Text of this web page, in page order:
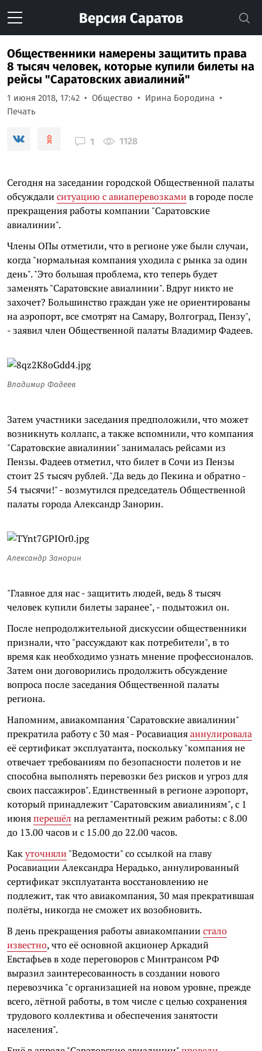
Версия Саратов
Общественники намерены защитить права
8 тысяч человек, которые купили билеты на
рейсы "Саратовских авиалиний"
1 июня 2018, 17:42 Общество
Ирина Бородина
Печать
1 1128
Сегодня на заседании городской Общественной палаты
обсуждали ситуацию с авиаперевозками в городе после
прекращения работы компании "Саратовские
авиалинии".
Члены ОПы отметили, что в регионе уже были случаи,
когда "нормальная компания уходила с рынка за один
день". "Это большая проблема, кто теперь будет
заменять "Саратовские авиалинии". Вдруг никто не
захочет? Большинство граждан уже не ориентированы
на аэропорт, все смотрят на Самару, Волгоград, Пензу",
- заявил член Общественной палаты Владимир Фадеев.
Владимир Фадеев
Затем участники заседания предположили, что может
возникнуть коллапс, а также вспомнили, что компания
"Саратовские авиалинии" занималась рейсами из
Пензы. Фадеев отметил, что билет в Сочи из Пензы
стоит 25 тысяч рублей. "Да ведь до Пекина и обратно -
54 тысячи!" - возмутился председатель Общественной
палаты города Александр Занорин.
Александр Занорин
"Главное для нас - защитить людей, ведь 8 тысяч
человек купили билеты заранее", - подытожил он.
После непродолжительной дискуссии общественники
признали, что "рассуждают как потребители", в то
время как необходимо узнать мнение профессионалов.
Затем они договорились продолжить обсуждение
вопроса после заседания Общественной палаты
региона.
Напомним, авиакомпания "Саратовские авиалинии"
прекратила работу с 30 мая - Росавиацияаннулировала
её сертификат эксплуатанта, поскольку "компания не
отвечает требованиям по безопасности полетов и не
способна выполнять перевозки без рисков и угроз для
своих пассажиров". Единственный в регионе аэропорт,
который принадлежит "Саратовским авиалиниям", с 1
июняперешёл на регламентный режим работы: с 8.00
до 13.00 часов и с 15.00 до 22.00 часов.
Какуточняли "Ведомости" со ссылкой на главу
Росавиации Александра Нерадько, аннулированный
сертификат эксплуатанта восстановлению не
подлежит, так что авиакомпания, 30 мая прекратившая
полёты, никогда не сможет их возобновить.
В день прекращения работы авиакомпании стало
известно, что её основной акционерАркадий
Евстафьевв ходе переговоров с Минтрансом РФ
выразил заинтересованность в создании нового
перевозчика "с организацией на новом уровне, прежде
всего, лётной работы, в том числе с целью сохранения
трудового коллектива и обеспечения занятости
населения".